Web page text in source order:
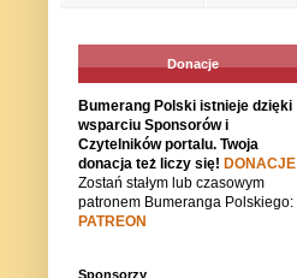
Donacje
Bumerang Polski istnieje dzięki
wsparciu Sponsorów i
Czytelników portalu. Twoja
donacja też liczy się! DONACJE
Zostań stałym lub czasowym
patronem Bumeranga Polskiego:
PATREON
Sponsorzy